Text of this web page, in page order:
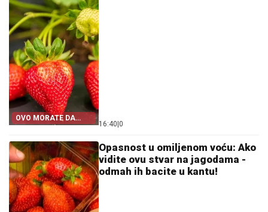
OVO MORATE DA
ZNATE
16:40 0
Opasnost u omiljenom voću: Ako
vidite ovu stvar na jagodama -
odmah ih bacite u kantu!